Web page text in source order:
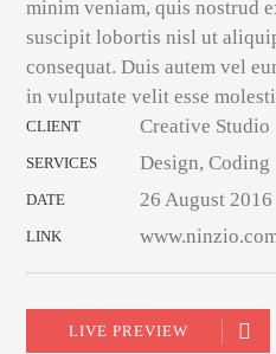
minim veniam, quis nostrud
suscipit lobortis nisl ut
consequat. Duis autem vel
in vulputate velit esse
CLIENT Creative Studio
SERVICES Design, Coding
DATE 26 August 2016
LINK
LIVE PREVIEW